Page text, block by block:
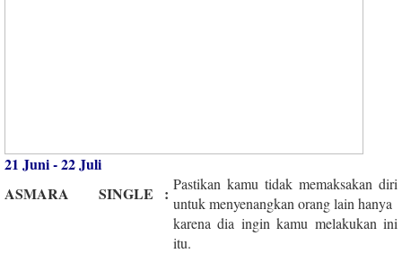
21 Juni - 22 Juli
ASMARA
SINGLE : Pastikan kamu tidak memaksakan diri
untuk menyenangkan orang lain hanya
karena dia ingin kamu melakukan ini
itu.